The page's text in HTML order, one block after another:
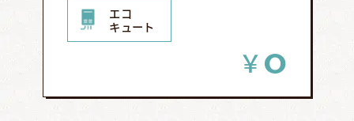
エコ
キュート
￥0